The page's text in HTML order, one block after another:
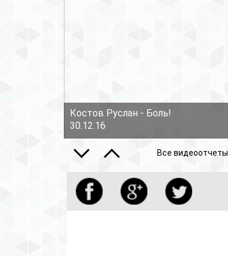
Костов Руслан - Боль!
30.12.16
Все видеоотчеты